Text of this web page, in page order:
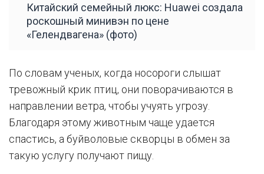
Китайский семейный люкс: Huawei создала
роскошный минивэн по цене
«Гелендвагена» (фото)
По словам ученых, когда носороги слышат
тревожный крик птиц, они поворачиваются в
направлении ветра, чтобы учуять угрозу.
Благодаря этому животным чаще удается
спастись, а буйволовые скворцы в обмен за
такую услугу получают пищу.